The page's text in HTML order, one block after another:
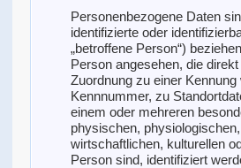
Personenbezogene Daten
identifizierte oder
„betroffene Person“)
Person angesehen, die
Zuordnung zu einer
Kennnummer, zu
einem oder mehreren
physischen,
wirtschaftlichen, kulturellen
Person sind, identifiziert